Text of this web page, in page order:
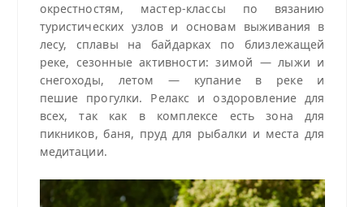
окрестностям, мастер‑классы по вязанию
туристических узлов и основам выживания в
лесу, сплавы на байдарках по близлежащей
реке, сезонные активности: зимой — лыжи и
снегоходы, летом — купание в реке и
пешие прогулки. Релакс и оздоровление для
всех, так как в комплексе есть зона для
пикников, баня, пруд для рыбалки и места для
медитации.